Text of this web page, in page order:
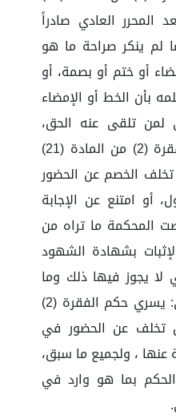
المحرر العادي صادراً
لم ينكر صراحة ما هو
أو ختم أو بصمة، أو
بأن الخط أو الإمضاء
لمن تلقى عنه الحق،
واعتباراً لما نصت عليه الفقرة (2) من المادة (21)
تخلف الخصم عن الحضور
أو امتنع عن الإجابة
المحكمة ما تراه من
بشهادة الشهود
لا يجوز فيها ذلك وما
نصت عليه الفقرة (3) على: يسري حكم الفقرة (2)
تخلف عن الحضور في
عنها ، ولجميع ما سبق،
بما هو وارد في